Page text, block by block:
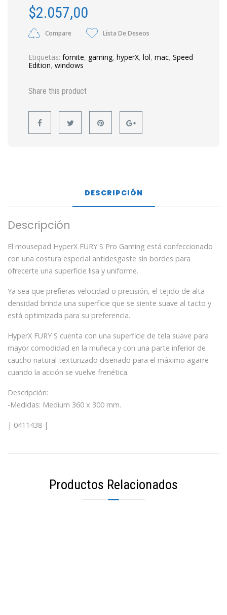
$2.057,00
Compare Lista De Deseos
Etiquetas: fornite, gaming, hyperX, lol, mac, Speed
Edition, windows
Share this product
DESCRIPCIÓN
Descripción
El mousepad HyperX FURY S Pro Gaming está confeccionado
con una costura especial antidesgaste sin bordes para
ofrecerte una superficie lisa y uniforme.
Ya sea que prefieras velocidad o precisión, el tejido de alta
densidad brinda una superficie que se siente suave al tacto y
está optimizada para su preferencia.
HyperX FURY S cuenta con una superficie de tela suave para
mayor comodidad en la muñeca y con una parte inferior de
caucho natural texturizado diseñado para el máximo agarre
cuando la acción se vuelve frenética.
Descripción:
-Medidas: Medium 360 x 300 mm.
| 0411438 |
Productos Relacionados